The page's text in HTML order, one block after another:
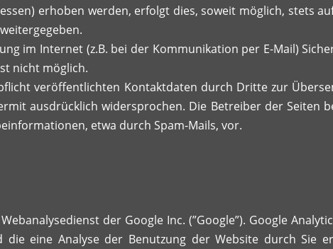
erhoben werden, erfolgt dies, soweit möglich, stets
im Internet (z.B. bei der Kommunikation per E-Mail)
nicht möglich.
veröffentlichten Kontaktdaten durch Dritte zur
ausdrücklich widersprochen. Die Betreiber der Seiten
etwa durch Spam-Mails, vor.
der Google Inc. (”Google”). Google
eine Analyse der Benutzung der Website durch Sie